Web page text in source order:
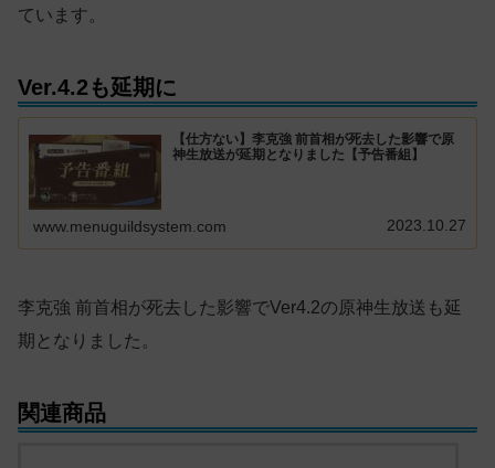
ています。
Ver.4.2も延期に
【仕方ない】李克強 前首相が死去した影響で原
神生放送が延期となりました【予告番組】
www.menuguildsystem.com 2023.10.27
李克強 前首相が死去した影響でVer4.2の原神生放送も延
期となりました。
関連商品